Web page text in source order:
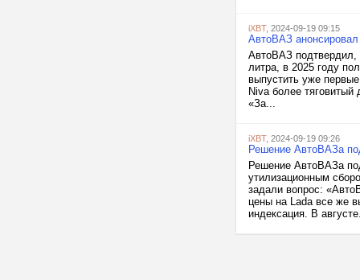
iXBT, 2024-09-19 09:15
АвтоВАЗ
АвтоВАЗ подтвердил,
литра, в 2025 году
выпустить уже
Niva более
«За...
iXBT, 2024-09-19 09:26
Решение АвтоВАЗа
Решение АвтоВАЗа
утилизационным
задали вопрос:
цены на Lada все же
индексация. В